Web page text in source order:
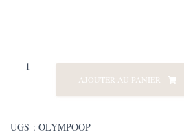
quantité
de
AJOUTER AU PANIER
UGS : OLYMPOOP